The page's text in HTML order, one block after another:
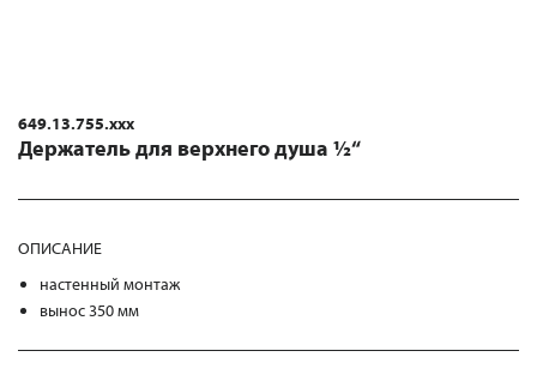
649.13.755.xxx
Держатель для верхнего душа ½“
ОПИСАНИЕ
настенный монтаж
вынос 350 мм